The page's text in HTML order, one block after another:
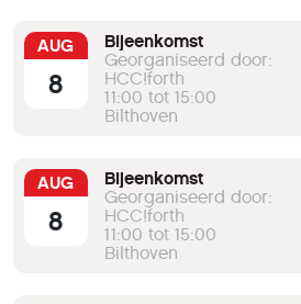
AUG
8
Bijeenkomst
Georganiseerd door:
HCC!forth
11:00 tot 15:00
Bilthoven
AUG
8
Bijeenkomst
Georganiseerd door:
HCC!forth
11:00 tot 15:00
Bilthoven